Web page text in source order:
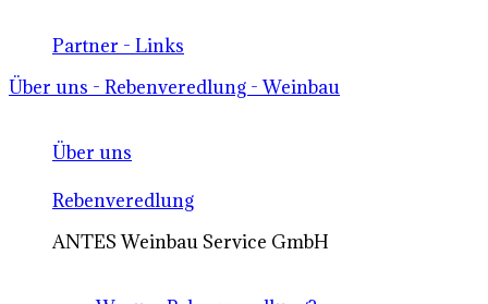
Partner - Links
Über uns - Rebenveredlung - Weinbau
Über uns
Rebenveredlung
ANTES Weinbau Service GmbH